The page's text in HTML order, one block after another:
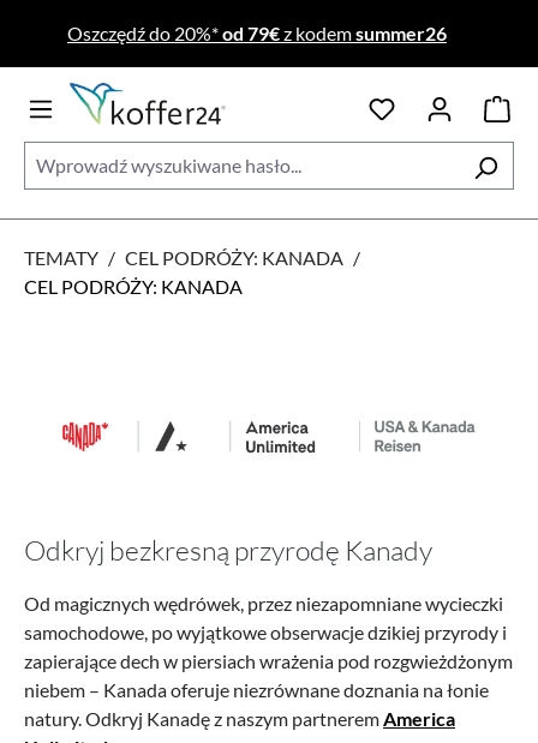
Przejdź do głównej zawartości
Oszczędź do 20%*od 79€z kodemsummer26
TEMATY / CEL PODRÓŻY: KANADA /
CEL PODRÓŻY: KANADA
Odkryj bezkresną przyrodę Kanady
Od magicznych wędrówek, przez niezapomniane wycieczki
samochodowe, po wyjątkowe obserwacje dzikiej przyrody i
zapierające dech w piersiach wrażenia pod rozgwieżdżonym
niebem – Kanada oferuje niezrównane doznania na łonie
natury. Odkryj Kanadę z naszym partnerem America